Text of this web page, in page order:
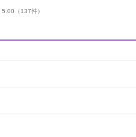
5.00 （137件）